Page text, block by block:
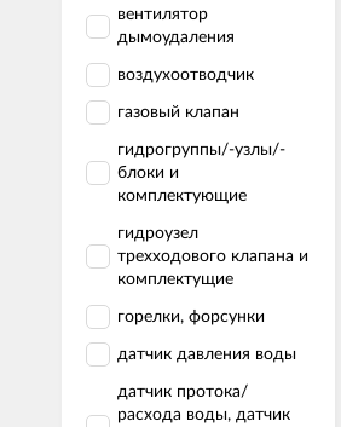
вентилятор
дымоудаления
воздухоотводчик
газовый клапан
гидрогруппы/-узлы/-
блоки и
комплектующие
гидроузел
трехходового клапана и
комплектущие
горелки, форсунки
датчик давления воды
датчик протока/
расхода воды, датчик